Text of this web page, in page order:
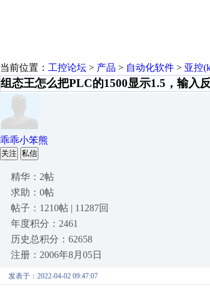
当前位置： 工控论坛 > 产品 > 自动化软件 > 亚控
组态王怎么把PLC的1500显示1.5，输入
乖乖小笨熊
关注 私信
精华：2帖
求助：0帖
帖子：1210帖 | 11287回
年度积分：2461
历史总积分：62658
注册：2006年8月05日
发表于：2022-04-02 09:47:07